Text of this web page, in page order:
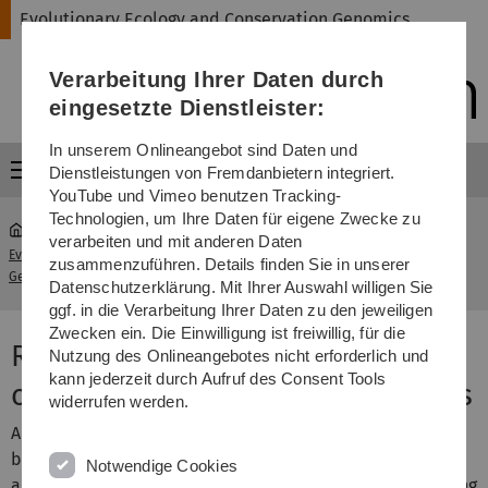
Direkt
Direkt
Direkt
(Sprache,
Drucken,
Media)
Direkt
Direkt
Evolutionary Ecology and Conservation Genomics
Menü
Evolutionary Ecology and Conservation
Genomics
...
Reproductive biology and
chemical communication in bees
Although the reproductive biology of solitary and social
bees has been intensively studied, almost no data exist
Verarbeitung Ihrer Daten durch
eingesetzte Dienstleister:
In unserem Onlineangebot sind Daten und
Dienstleistungen von Fremdanbietern integriert.
YouTube und Vimeo benutzen Tracking-
Technologien, um Ihre Daten für eigene Zwecke zu
verarbeiten und mit anderen Daten
zusammenzuführen. Details finden Sie in unserer
Datenschutzerklärung. Mit Ihrer Auswahl willigen Sie
ggf. in die Verarbeitung Ihrer Daten zu den jeweiligen
Zwecken ein. Die Einwilligung ist freiwillig, für die
Nutzung des Onlineangebotes nicht erforderlich und
kann jederzeit durch Aufruf des Consent Tools
widerrufen werden.
Notwendige Cookies